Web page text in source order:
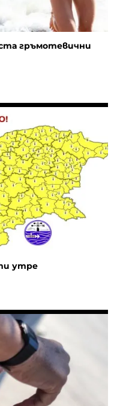
гръмотевични
утре